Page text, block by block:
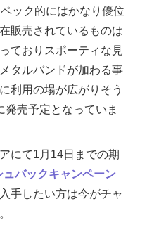
ック的にはかなり優位
販売されているものは
ておりスポーティな見
タルバンドが加わる事
利用の場が広がりそう
売予定となっていま
にて1月14日までの期
バックキャンペーン
手したい方は今がチャ